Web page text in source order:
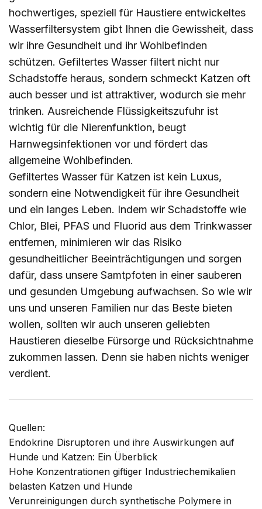
hochwertiges, speziell für Haustiere entwickeltes
Wasserfiltersystem gibt Ihnen die Gewissheit, dass
wir ihre Gesundheit und ihr Wohlbefinden
schützen. Gefiltertes Wasser filtert nicht nur
Schadstoffe heraus, sondern schmeckt Katzen oft
auch besser und ist attraktiver, wodurch sie mehr
trinken. Ausreichende Flüssigkeitszufuhr ist
wichtig für die Nierenfunktion, beugt
Harnwegsinfektionen vor und fördert das
allgemeine Wohlbefinden.
Gefiltertes Wasser für Katzen ist kein Luxus,
sondern eine Notwendigkeit für ihre Gesundheit
und ein langes Leben. Indem wir Schadstoffe wie
Chlor, Blei, PFAS und Fluorid aus dem Trinkwasser
entfernen, minimieren wir das Risiko
gesundheitlicher Beeinträchtigungen und sorgen
dafür, dass unsere Samtpfoten in einer sauberen
und gesunden Umgebung aufwachsen. So wie wir
uns und unseren Familien nur das Beste bieten
wollen, sollten wir auch unseren geliebten
Haustieren dieselbe Fürsorge und Rücksichtnahme
zukommen lassen. Denn sie haben nichts weniger
verdient.
Quellen:
Endokrine Disruptoren und ihre Auswirkungen auf
Hunde und Katzen: Ein Überblick
Hohe Konzentrationen giftiger Industriechemikalien
belasten Katzen und Hunde
Verunreinigungen durch synthetische Polymere in